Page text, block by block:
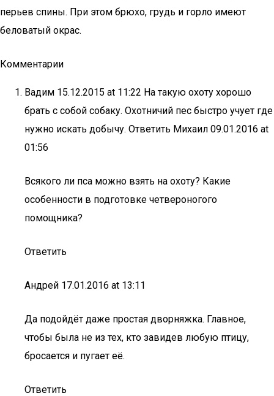
перьев спины. При этом брюхо, грудь и горло имеют
беловатый окрас.
Комментарии
Вадим 15.12.2015 at 11:22 На такую охоту хорошо
брать с собой собаку. Охотничий пес быстро учует где
нужно искать добычу. Ответить Михаил 09.01.2016 at
01:56
Всякого ли пса можно взять на охоту? Какие
особенности в подготовке четвероногого
помощника?
Ответить
Андрей 17.01.2016 at 13:11
Да подойдёт даже простая дворняжка. Главное,
чтобы была не из тех, кто завидев любую птицу,
бросается и пугает её.
Ответить